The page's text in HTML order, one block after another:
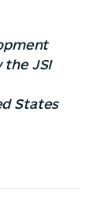
the JSI
States